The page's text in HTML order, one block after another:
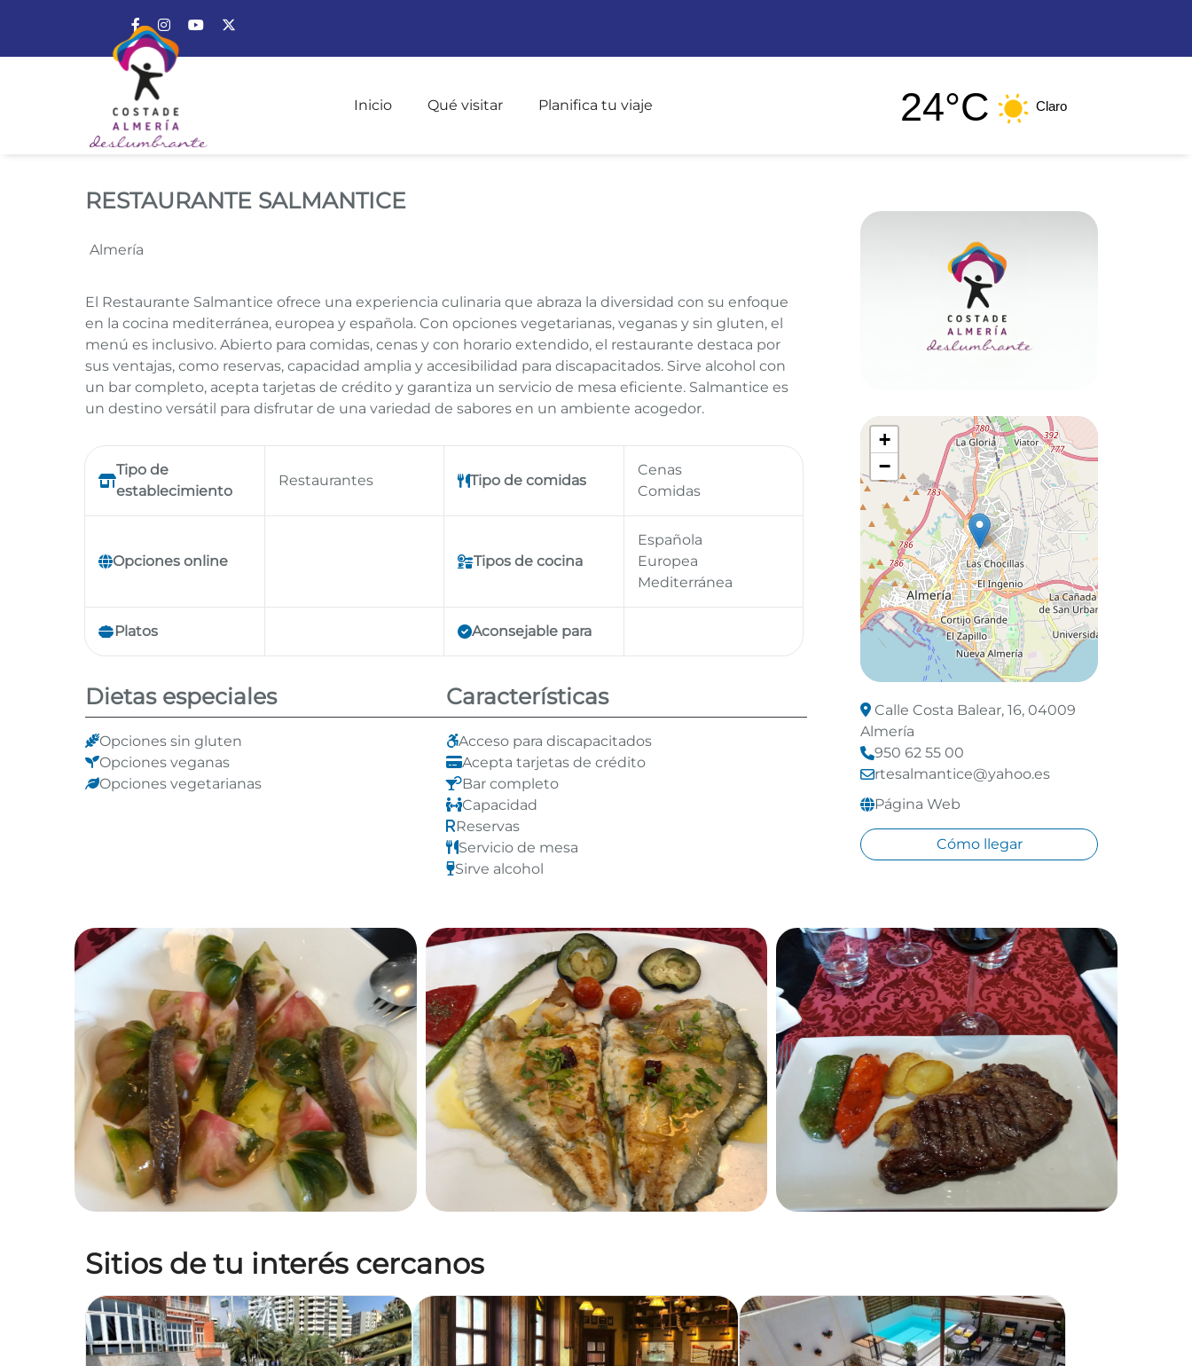
Enlace a Facebook
Enlace a Instagram
Enlace a Youtube Channel
Inicio Qué visitar Planifica tu viaje 24°C Claro
RESTAURANTE SALMANTICE
RESTAURANTE SALMANTICE
Almería
El Restaurante Salmantice ofrece una experiencia culinaria que abraza la diversidad con su enfoque
en la cocina mediterránea, europea y española. Con opciones vegetarianas, veganas y sin gluten, el
menú es inclusivo. Abierto para comidas, cenas y con horario extendido, el restaurante destaca por
sus ventajas, como reservas, capacidad amplia y accesibilidad para discapacitados. Sirve alcohol con
un bar completo, acepta tarjetas de crédito y garantiza un servicio de mesa eficiente. Salmantice es
un destino versátil para disfrutar de una variedad de sabores en un ambiente acogedor.
Tipo de
establecimiento
Restaurantes Tipo de comidas
Cenas
Comidas
Opciones online Tipos de cocina
Española
Europea
Mediterránea
Platos Aconsejable para
Dietas especiales
Opciones sin gluten
Opciones veganas
Opciones vegetarianas
Características
Acceso para discapacitados
Acepta tarjetas de crédito
Bar completo
Capacidad
Reservas
Servicio de mesa
Sirve alcohol
+
−
Calle Costa Balear, 16, 04009
Almería
950 62 55 00
rtesalmantice@yahoo.es
Página Web
Cómo llegar
Sitios de tu interés cercanos